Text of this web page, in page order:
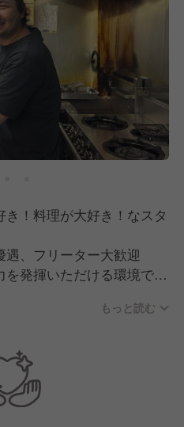
活かせるスキルが身につ
ケティング、財務知識な
識習得の機会を創出し続
オイスター）
！料理が大好き！なスタ
、フリーター大歓迎
を発揮いただける環境で
、幅広いスキルや知識も
は、当社ならでは
歓迎いたします！！！
もっと読む